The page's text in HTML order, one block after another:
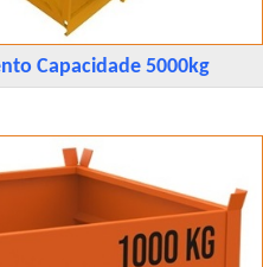
Capacidade 5000kg